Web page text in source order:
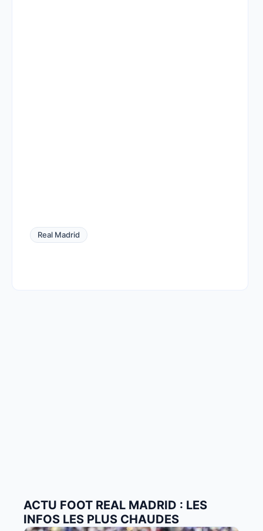
Real Madrid
ACTU FOOT REAL MADRID : LES
INFOS LES PLUS CHAUDES